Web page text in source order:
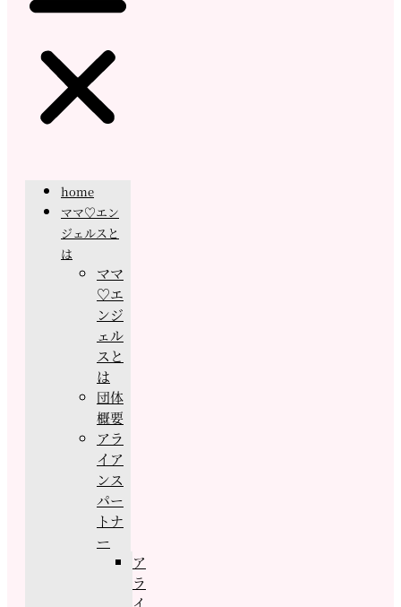
home
ママ♡エン
ジェルスと
は
ママ
♡エ
ンジ
ェル
スと
は
団体
概要
アラ
イア
ンス
パー
トナ
ー
ア
ラ